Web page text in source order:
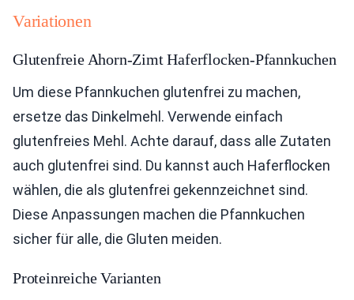
Variationen
Glutenfreie Ahorn-Zimt Haferflocken-Pfannkuchen
Um diese Pfannkuchen glutenfrei zu machen,
ersetze das Dinkelmehl. Verwende einfach
glutenfreies Mehl. Achte darauf, dass alle Zutaten
auch glutenfrei sind. Du kannst auch Haferflocken
wählen, die als glutenfrei gekennzeichnet sind.
Diese Anpassungen machen die Pfannkuchen
sicher für alle, die Gluten meiden.
Proteinreiche Varianten